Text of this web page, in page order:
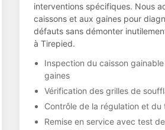
interventions spécifiques. Nous
caissons et aux gaines pour
défauts sans démonter
à Tirepied.
Inspection du caisson
gaines
Vérification des grilles de
Contrôle de la régulation et du
Remise en service avec test